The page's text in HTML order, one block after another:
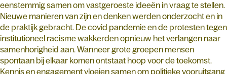
eenstemmig samen om vastgeroeste ideeën in vraag te stellen.
Nieuwe manieren van zijn en denken werden onderzocht en in
de praktijk gebracht. De covid pandemie en de protesten tegen
institutioneel racisme wakkerden opnieuw het verlangen naar
samenhorigheid aan. Wanneer grote groepen mensen
spontaan bij elkaar komen ontstaat hoop voor de toekomst.
Kennis en engagement vloeien samen om politieke vooruitgang